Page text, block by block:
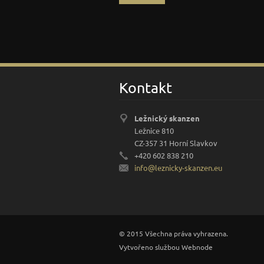
Kontakt
Ležnický skanzen
Ležnice 810
CZ-357 31 Horní Slavkov
+420 602 838 210
info@leznicky-skanzen.eu
© 2015 Všechna práva vyhrazena.
Vytvořeno službou Webnode